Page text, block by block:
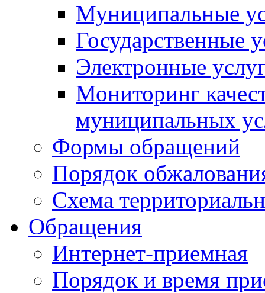
Муниципальные
Государственные
Электронные
Мониторинг
муниципальных
Формы обращений
Порядок
Схема
Обращения
Интернет-приемная
Порядок и время